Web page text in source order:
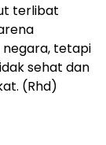
terlibat
tetapi
sehat dan
(Rhd)